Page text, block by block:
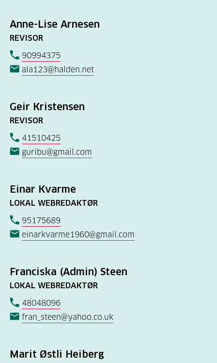
Anne-Lise Arnesen
REVISOR
90994375
ala123@halden.net
Geir Kristensen
REVISOR
41510425
guribu@gmail.com
Einar Kvarme
LOKAL WEBREDAKTØR
95175689
einarkvarme1960@gmail.com
Franciska (Admin) Steen
LOKAL WEBREDAKTØR
48048096
fran_steen@yahoo.co.uk
Marit Østli Heiberg